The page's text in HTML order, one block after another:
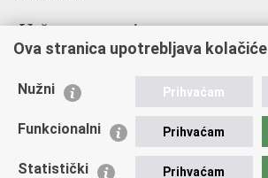
Važne poveznice
Ministarstvo unutarnjih poslova
Udruge
Policijska akademija
Zaklada policijske solidarnosti
Ova stranica upotrebljava kolačiće
Nužni Prihvaćam
Funkcionalni Prihvaćam
Statistički Prihvaćam